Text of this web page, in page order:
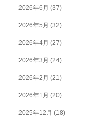
2026年6月 (37)
2026年5月 (32)
2026年4月 (27)
2026年3月 (24)
2026年2月 (21)
2026年1月 (20)
2025年12月 (18)